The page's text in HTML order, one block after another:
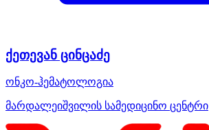
ქეთევან ცინცაძე
ონკო-ჰემატოლოგია
მარდალეიშვილის სამედიცინო ცენტრი